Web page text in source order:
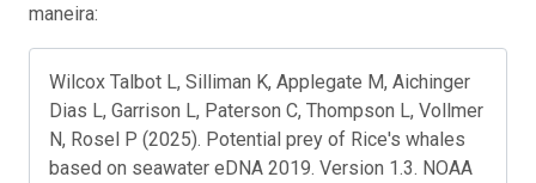
maneira:
Wilcox Talbot L, Silliman K, Applegate M, Aichinger
Dias L, Garrison L, Paterson C, Thompson L, Vollmer
N, Rosel P (2025). Potential prey of Rice's whales
based on seawater eDNA 2019. Version 1.3. NOAA